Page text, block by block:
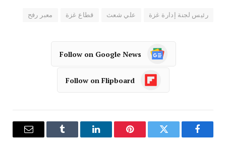
رئيس لجنة إدارة غزة علي شعث قطاع غزة معبر رفح
Follow on Google News
Follow on Flipboard
فيسبوك تويتر بينتيريستلينكدإن Tumblr
البريد